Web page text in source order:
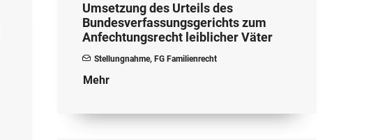
Umsetzung des Urteils des
Bundesverfassungsgerichts zum
Anfechtungsrecht leiblicher Väter
Stellungnahme, FG Familienrecht
Mehr